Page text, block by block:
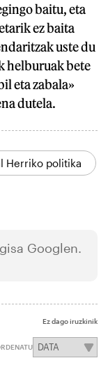
baitu, eta
ez baita
uste du
helburuak bete
eta zabala»
dutela.
Herriko politika
Googlen.
Ez dago iruzkinik